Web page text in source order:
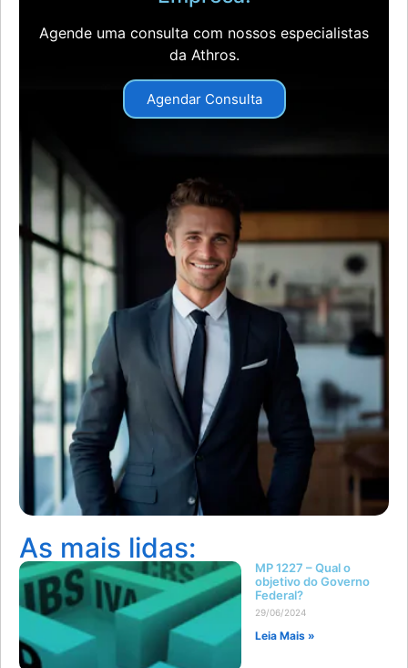
Agende uma consulta com nossos especialistas
da Athros.
Agendar Consulta
As mais lidas:
MP 1227 – Qual o
objetivo do Governo
Federal?
29/06/2024
Leia Mais »